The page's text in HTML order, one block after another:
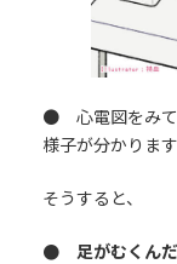
● 心電図をみて
様子が分かります
そうすると、
● 足がむくんだ